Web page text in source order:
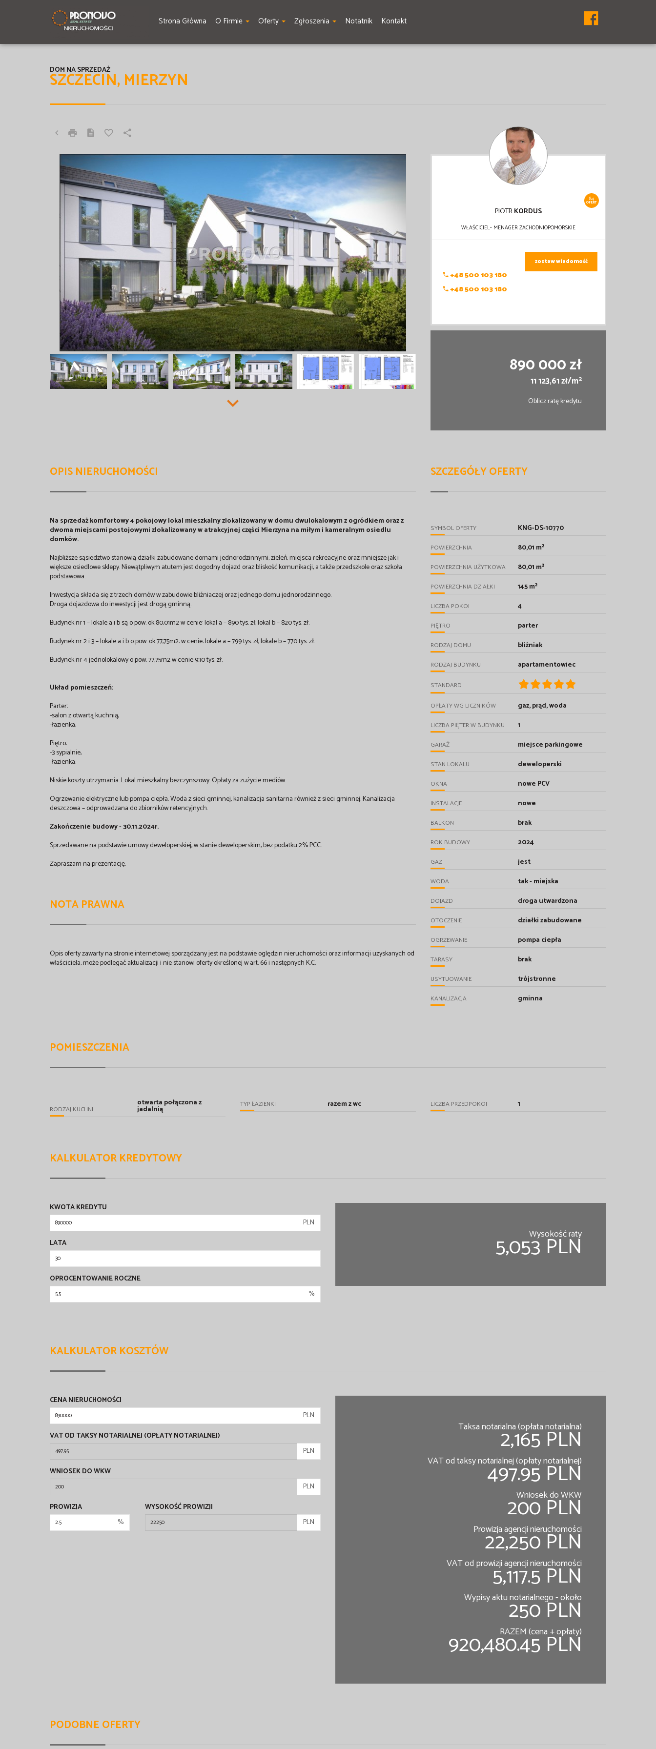
Strona Główna O Firmie Oferty Zgłoszenia Notatnik Kontakt
SZCZECIN, MIERZYN
DOM NA SPRZEDAŻ
84
OFERT
PIOTRKORDUS
WŁAŚCICIEL- MENAGER ZACHODNIOPOMORSKIE
+48 500 103 180
+48 500 103 180
zostaw wiadomość
890 000 zł
11 123,61 zł/m2
Oblicz ratę kredytu
OPIS NIERUCHOMOŚCI
Na sprzedaż komfortowy 4 pokojowy lokal mieszkalny zlokalizowany w domu dwulokalowym z ogródkiem oraz z
dwoma miejscami postojowymi zlokalizowany w atrakcyjnej części Mierzyna na miłym i kameralnym osiedlu
domków.
Najbliższe sąsiedztwo stanowią działki zabudowane domami jednorodzinnymi, zieleń, miejsca rekreacyjne oraz mniejsze jak i
większe osiedlowe sklepy. Niewątpliwym atutem jest dogodny dojazd oraz bliskość komunikacji, a także przedszkole oraz szkoła
podstawowa.
Inwestycja składa się z trzech domów w zabudowie bliźniaczej oraz jednego domu jednorodzinnego.
Droga dojazdowa do inwestycji jest drogą gminną.
Budynek nr 1 – lokale a i b są o pow. ok 80,01m2 w cenie: lokal a – 890 tys. zł, lokal b – 820 tys. zł.
Budynek nr 2 i 3 – lokale a i b o pow. ok 77,75m2: w cenie: lokale a – 799 tys. zł, lokale b – 770 tys. zł.
Budynek nr 4 jednolokalowy o pow. 77,75m2 w cenie 930 tys. zł.
Układ pomieszczeń:
Parter:
-salon z otwartą kuchnią,
-łazienka,
Piętro:
-3 sypialnie,
-łazienka.
Niskie koszty utrzymania. Lokal mieszkalny bezczynszowy. Opłaty za zużycie mediów.
Ogrzewanie elektryczne lub pompa ciepła. Woda z sieci gminnej, kanalizacja sanitarna również z sieci gminnej. Kanalizacja
deszczowa – odprowadzana do zbiorników retencyjnych.
Zakończenie budowy - 30.11.2024r.
Sprzedawane na podstawie umowy deweloperskiej, w stanie deweloperskim, bez podatku 2% PCC.
Zapraszam na prezentację.
NOTA PRAWNA
Opis oferty zawarty na stronie internetowej sporządzany jest na podstawie oględzin nieruchomości oraz informacji uzyskanych od
właściciela, może podlegać aktualizacji i nie stanowi oferty określonej w art. 66 i następnych K.C.
SZCZEGÓŁY OFERTY
SYMBOL OFERTY KNG-DS-10770
POWIERZCHNIA 80,01 m²
POWIERZCHNIA UŻYTKOWA 80,01 m²
POWIERZCHNIA DZIAŁKI 145 m²
LICZBA POKOI 4
PIĘTRO parter
RODZAJ DOMU bliźniak
RODZAJ BUDYNKU apartamentowiec
STANDARD
OPŁATY WG LICZNIKÓW gaz, prąd, woda
LICZBA PIĘTER W BUDYNKU 1
GARAŻ miejsce parkingowe
STAN LOKALU deweloperski
OKNA nowe PCV
INSTALACJE nowe
BALKON brak
ROK BUDOWY 2024
GAZ jest
WODA tak - miejska
DOJAZD droga utwardzona
OTOCZENIE działki zabudowane
OGRZEWANIE pompa ciepła
TARASY brak
USYTUOWANIE trójstronne
KANALIZACJA gminna
POMIESZCZENIA
RODZAJ KUCHNI
otwarta połączona z
jadalnią TYP ŁAZIENKI razem z wc LICZBA PRZEDPOKOI 1
KALKULATOR KREDYTOWY
KWOTA KREDYTU
PLN
LATA
OPROCENTOWANIE ROCZNE
%
Wysokość raty
5,053 PLN
KALKULATOR KOSZTÓW
CENA NIERUCHOMOŚCI
PLN
VAT OD TAKSY NOTARIALNEJ (OPŁATY NOTARIALNEJ)
PLN
WNIOSEK DO WKW
PLN
PROWIZJA
%
WYSOKOŚĆ PROWIZJI
PLN
Taksa notarialna (opłata notarialna)
2,165 PLN
VAT od taksy notarialnej (opłaty notarialnej)
497.95 PLN
Wniosek do WKW
200 PLN
Prowizja agencji nieruchomości
22,250 PLN
VAT od prowizji agencji nieruchomości
5,117.5 PLN
Wypisy aktu notarialnego - około
250 PLN
RAZEM (cena + opłaty)
920,480.45 PLN
PODOBNE OFERTY